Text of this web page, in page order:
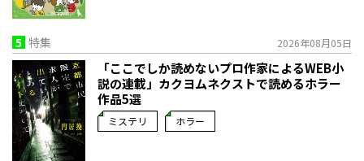
5 特集 2026年08月05日
「ここでしか読めないプロ作家によるWEB小
説の連載」――カクヨムネクストで読めるホラー
作品5選
ミステリ ホラー